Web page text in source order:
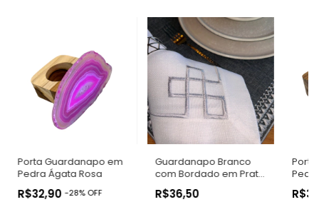
Porta Guardanapo em
Pedra Ágata Rosa
R$32,90-28%OFF
Guardanapo Branco
com Bordado em Prata
45x45cm
R$36,50